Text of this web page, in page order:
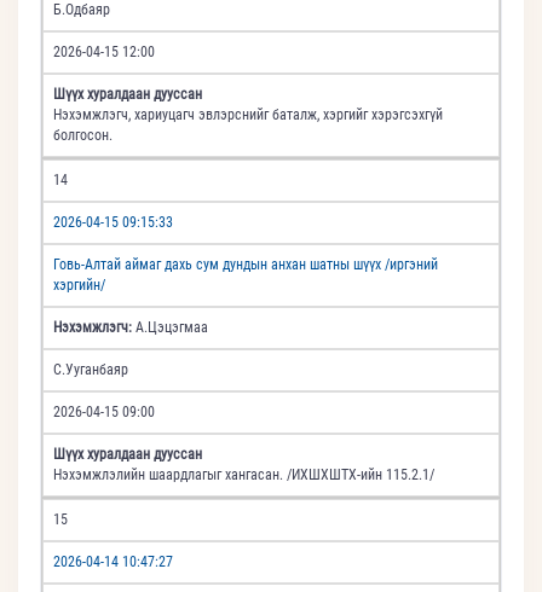
Б.Одбаяр
2026-04-15 12:00
Шүүх хуралдаан дууссан
Нэхэмжлэгч, хариуцагч эвлэрснийг баталж, хэргийг хэрэгсэхгүй
болгосон.
14
2026-04-15 09:15:33
Говь-Алтай аймаг дахь сум дундын анхан шатны шүүх /иргэний
хэргийн/
Нэхэмжлэгч: А.Цэцэгмаа
С.Ууганбаяр
2026-04-15 09:00
Шүүх хуралдаан дууссан
Нэхэмжлэлийн шаардлагыг хангасан. /ИХШХШТХ-ийн 115.2.1/
15
2026-04-14 10:47:27